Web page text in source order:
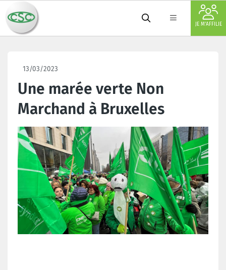
JE M'AFFILIE
13/03/2023
Une marée verte Non
Marchand à Bruxelles